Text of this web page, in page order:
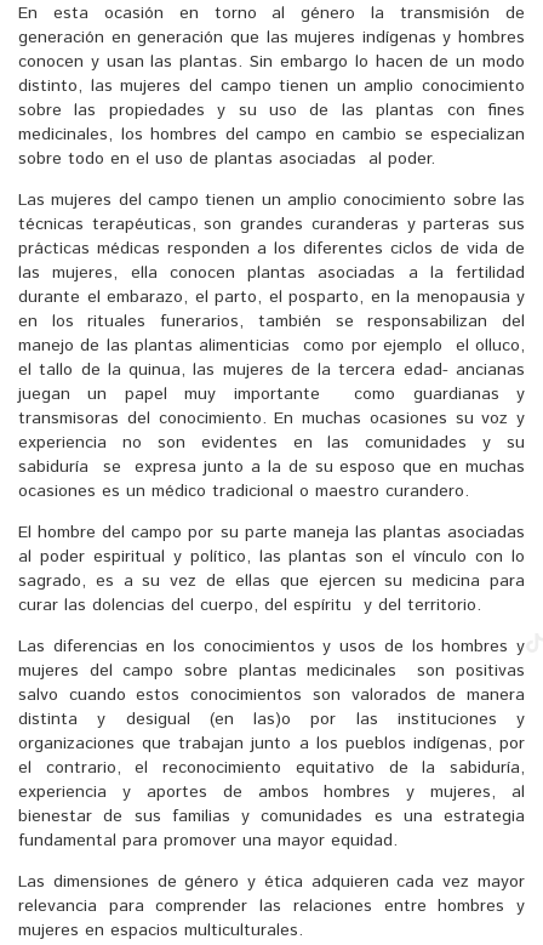
En esta ocasión en torno al género la transmisión de
generación en generación que las mujeres indígenas y hombres
conocen y usan las plantas. Sin embargo lo hacen de un modo
distinto, las mujeres del campo tienen un amplio conocimiento
sobre las propiedades y su uso de las plantas con fines
medicinales, los hombres del campo en cambio se especializan
sobre todo en el uso de plantas asociadas al poder.
Las mujeres del campo tienen un amplio conocimiento sobre las
técnicas terapéuticas, son grandes curanderas y parteras sus
prácticas médicas responden a los diferentes ciclos de vida de
las mujeres, ella conocen plantas asociadas a la fertilidad
durante el embarazo, el parto, el posparto, en la menopausia y
en los rituales funerarios, también se responsabilizan del
manejo de las plantas alimenticias como por ejemplo el olluco,
el tallo de la quinua, las mujeres de la tercera edad- ancianas
juegan un papel muy importante como guardianas y
transmisoras del conocimiento. En muchas ocasiones su voz y
experiencia no son evidentes en las comunidades y su
sabiduría se expresa junto a la de su esposo que en muchas
ocasiones es un médico tradicional o maestro curandero.
El hombre del campo por su parte maneja las plantas asociadas
al poder espiritual y político, las plantas son el vínculo con lo
sagrado, es a su vez de ellas que ejercen su medicina para
curar las dolencias del cuerpo, del espíritu y del territorio.
Las diferencias en los conocimientos y usos de los hombres y
mujeres del campo sobre plantas medicinales son positivas
salvo cuando estos conocimientos son valorados de manera
distinta y desigual (en las)o por las instituciones y
organizaciones que trabajan junto a los pueblos indígenas, por
el contrario, el reconocimiento equitativo de la sabiduría,
experiencia y aportes de ambos hombres y mujeres, al
bienestar de sus familias y comunidades es una estrategia
fundamental para promover una mayor equidad.
Las dimensiones de género y ética adquieren cada vez mayor
relevancia para comprender las relaciones entre hombres y
mujeres en espacios multiculturales.